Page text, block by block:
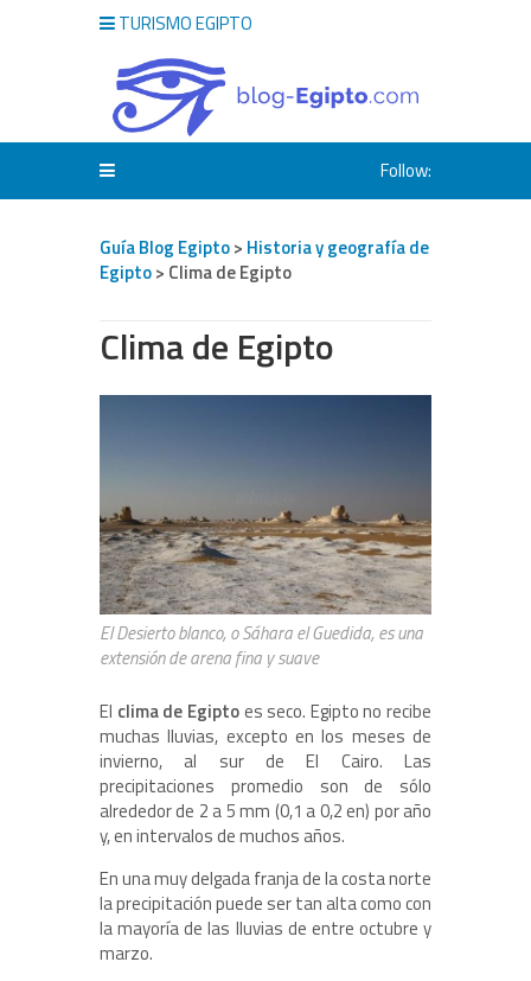
TURISMO EGIPTO
Follow:
Guía Blog Egipto> Historia y geografía de
Egipto> Clima de Egipto
Clima de Egipto
El Desierto blanco, o Sáhara el Guedida, es una
extensión de arena fina y suave
El clima de Egiptoes seco. Egipto no recibe
muchas lluvias, excepto en los meses de
invierno, al sur de El Cairo. Las
precipitaciones promedio son de sólo
alrededor de 2 a 5 mm (0,1 a 0,2 en) por año
y, en intervalos de muchos años.
En una muy delgada franja de la costa norte
la precipitación puede ser tan alta como con
la mayoría de las lluvias de entre octubre y
marzo.